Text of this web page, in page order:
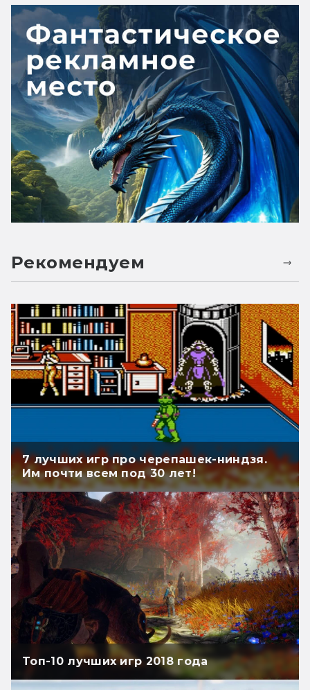
Рекомендуем
7 лучших игр про черепашек-ниндзя.
Им почти всем под 30 лет!
Топ-10 лучших игр 2018 года